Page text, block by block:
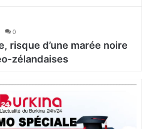
0
risque d’une marée noire
zélandaises